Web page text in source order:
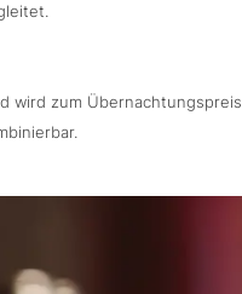
wird zum Übernachtungspreis